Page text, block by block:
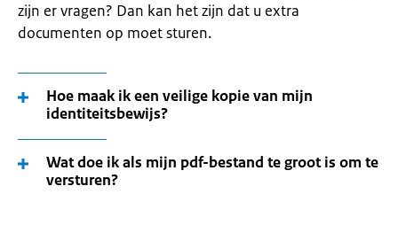
zijn er vragen? Dan kan het zijn dat u extra
documenten op moet sturen.
Hoe maak ik een veilige kopie van mijn
identiteitsbewijs?
Wat doe ik als mijn pdf-bestand te groot is om te
versturen?